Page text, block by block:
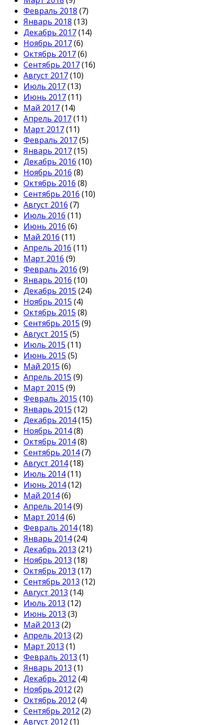
Февраль 2018 (7)
Январь 2018 (13)
Декабрь 2017(14)
Ноябрь 2017(6)
Октябрь 2017(6)
Сентябрь 2017(16)
Август 2017(10)
Июль 2017(13)
Июнь 2017(11)
Май 2017(14)
Апрель 2017(11)
Март 2017(11)
Февраль 2017(5)
Январь 2017(15)
Декабрь 2016 (10)
Ноябрь 2016 (8)
Октябрь 2016 (8)
Сентябрь 2016 (10)
Август 2016 (7)
Июль 2016 (11)
Июнь 2016 (6)
Май 2016 (11)
Апрель 2016 (11)
Март 2016 (9)
Февраль 2016 (9)
Январь 2016 (10)
Декабрь 2015 (24)
Ноябрь 2015 (4)
Октябрь 2015 (8)
Сентябрь 2015 (9)
Август 2015 (5)
Июль 2015 (11)
Июнь 2015 (5)
Май 2015 (6)
Апрель 2015 (9)
Март 2015 (9)
Февраль 2015 (10)
Январь 2015 (12)
Декабрь 2014(15)
Ноябрь 2014(8)
Октябрь 2014(8)
Сентябрь 2014(7)
Август 2014(18)
Июль 2014(11)
Июнь 2014(12)
Май 2014(6)
Апрель 2014(9)
Март 2014(6)
Февраль 2014(18)
Январь 2014(24)
Декабрь 2013 (21)
Ноябрь 2013 (18)
Октябрь 2013 (17)
Сентябрь 2013 (12)
Август 2013 (14)
Июль 2013 (12)
Июнь 2013 (3)
Май 2013 (2)
Апрель 2013 (2)
Март 2013 (1)
Февраль 2013 (1)
Январь 2013 (1)
Декабрь 2012 (4)
Ноябрь 2012 (2)
Октябрь 2012 (4)
Сентябрь 2012 (2)
Август 2012 (1)